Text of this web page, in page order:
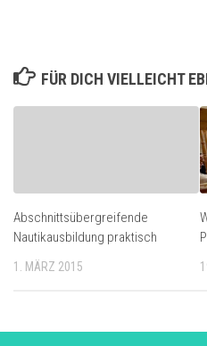
FÜR DICH VIELLEICHT
Abschnittsübergreifende
Nautikausbildung praktisch
1. MÄRZ 2015